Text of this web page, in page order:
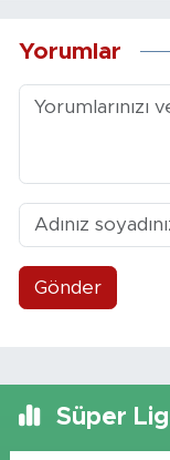
Yorumlar
Gönder
Süper